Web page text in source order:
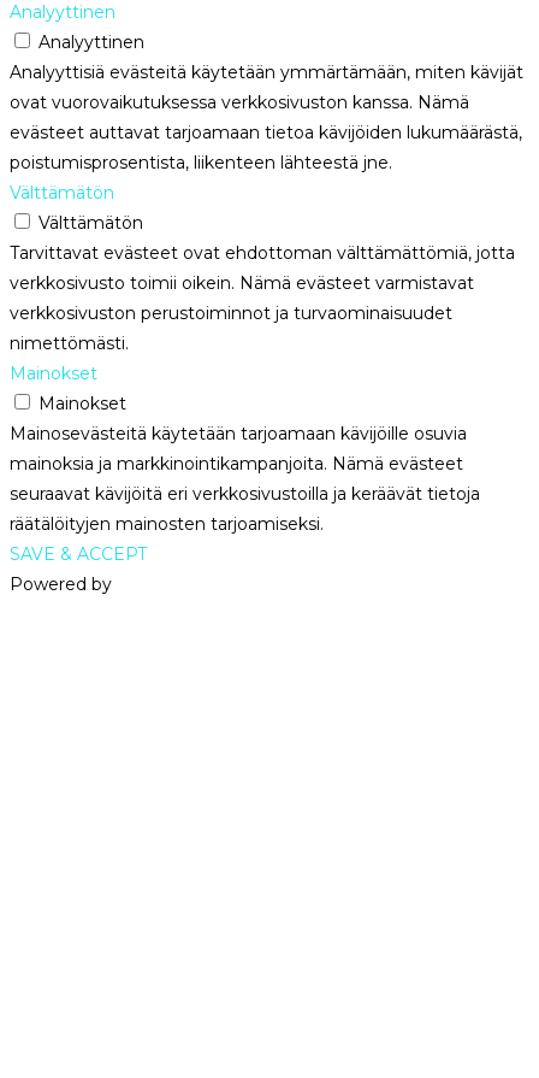
Analyyttinen
Analyyttinen
Analyyttisiä evästeitä käytetään ymmärtämään, miten kävijät
ovat vuorovaikutuksessa verkkosivuston kanssa. Nämä
evästeet auttavat tarjoamaan tietoa kävijöiden lukumäärästä,
poistumisprosentista, liikenteen lähteestä jne.
Välttämätön
Välttämätön
Tarvittavat evästeet ovat ehdottoman välttämättömiä, jotta
verkkosivusto toimii oikein. Nämä evästeet varmistavat
verkkosivuston perustoiminnot ja turvaominaisuudet
nimettömästi.
Mainokset
Mainokset
Mainosevästeitä käytetään tarjoamaan kävijöille osuvia
mainoksia ja markkinointikampanjoita. Nämä evästeet
seuraavat kävijöitä eri verkkosivustoilla ja keräävät tietoja
räätälöityjen mainosten tarjoamiseksi.
SAVE & ACCEPT
Powered by